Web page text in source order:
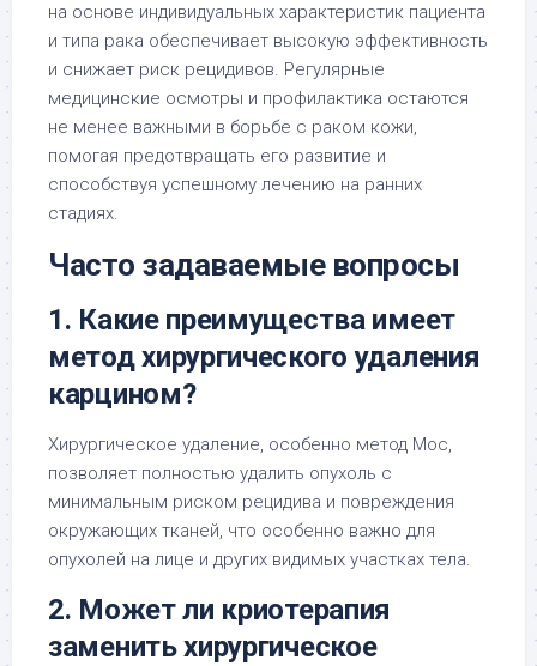
на основе индивидуальных характеристик пациента
и типа рака обеспечивает высокую эффективность
и снижает риск рецидивов. Регулярные
медицинские осмотры и профилактика остаются
не менее важными в борьбе с раком кожи,
помогая предотвращать его развитие и
способствуя успешному лечению на ранних
стадиях.
Часто задаваемые вопросы
1. Какие преимущества имеет
метод хирургического удаления
карцином?
Хирургическое удаление, особенно метод Мос,
позволяет полностью удалить опухоль с
минимальным риском рецидива и повреждения
окружающих тканей, что особенно важно для
опухолей на лице и других видимых участках тела.
2. Может ли криотерапия
заменить хирургическое